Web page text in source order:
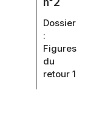
Dossier
:
Figures
du
retour 1